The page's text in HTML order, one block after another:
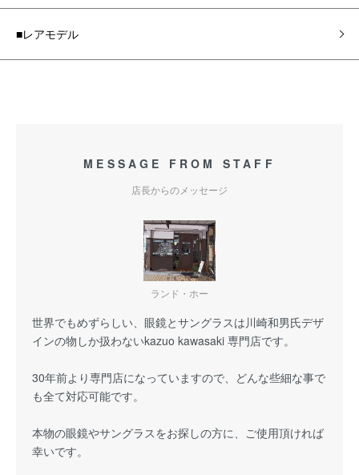
■レアモデル
MESSAGE FROM STAFF
店長からのメッセージ
ランド・ホー
世界でもめずらしい、眼鏡とサングラスは川崎和男氏デザ
インの物しか扱わないkazuo kawasaki 専門店です。
30年前より専門店になっていますので、どんな些細な事で
も全て対応可能です。
本物の眼鏡やサングラスをお探しの方に、ご使用頂ければ
幸いです。